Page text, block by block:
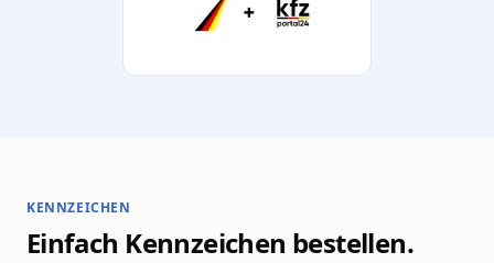
KENNZEICHEN
Einfach Kennzeichen bestellen.